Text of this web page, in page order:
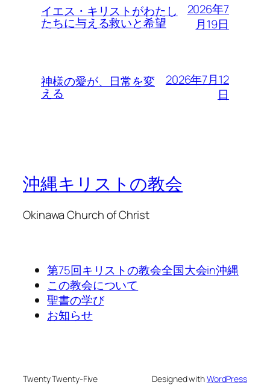
イエス・キリストがわたし
たちに与える救いと希望
2026年7
月19日
神様の愛が、日常を変
える
2026年7月12
日
沖縄キリストの教会
Okinawa Church of Christ
第75回キリストの教会全国大会in沖縄
この教会について
聖書の学び
お知らせ
Twenty Twenty-Five Designed withWordPress